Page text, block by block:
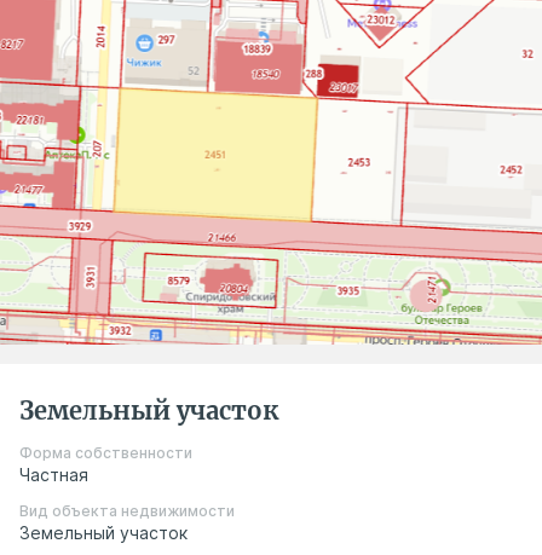
Земельный участок
Форма собственности
Частная
Вид объекта недвижимости
Земельный участок